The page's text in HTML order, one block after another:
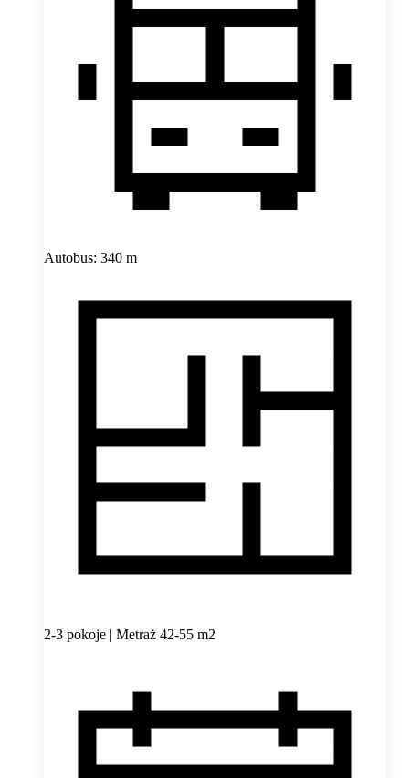
Autobus: 340 m
2-3 pokoje | Metraż 42-55 m2